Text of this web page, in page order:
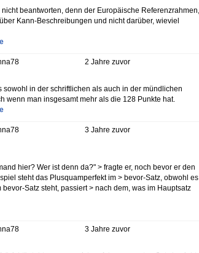
beantworten, denn der Europäische Referenzrahmen,
Kann-Beschreibungen und nicht darüber, wieviel
2 Jahre zuvor
in der schriftlichen als auch in der mündlichen
wenn man insgesamt mehr als die 128 Punkte hat.
3 Jahre zuvor
hier? Wer ist denn da?" > fragte er, noch bevor er den
steht das Plusquamperfekt im > bevor-Satz, obwohl es
Satz steht, passiert > nach dem, was im Hauptsatz
3 Jahre zuvor